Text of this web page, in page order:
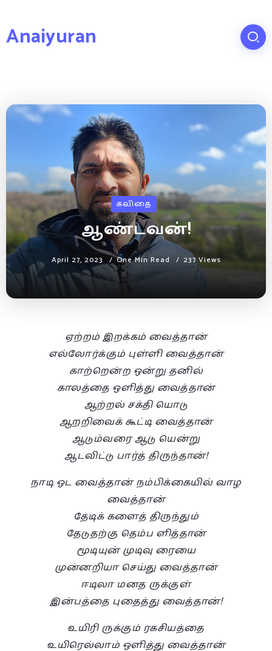
Anaiyuran
கவிதை
ஆண்டவன்!
April 27, 2023 One Min Read 237 Views
ஏற்றம் இறக்கம் வைத்தான்
எல்லோர்க்கும் புள்ளி வைத்தான்
காற்றென்ற ஒன்று தனில்
காலத்தை ஒளித்து வைத்தான்
ஆற்றல் சக்தி யொடு
ஆறறிவைக் கூட்டி வைத்தான்
ஆடும்வரை ஆடு யென்று
ஆடவிட்டு பார்த் திருந்தான்!
நாடி ஓட வைத்தான் நம்பிக்கையில் வாழ
வைத்தான்
தேடிக் களைத் திருந்தும்
தேடுதற்கு தெம்ப ளித்தான்
மூடியுன் முடிவு ரையை
முன்னறியா செய்து வைத்தான்
ஈடிலா மனத ருக்குள்
இன்பத்தை புதைத்து வைத்தான்!
உயிரி ருக்கும் ரகசியத்தை
உயிரெல்லாம் ஒளித்து வைத்தான்